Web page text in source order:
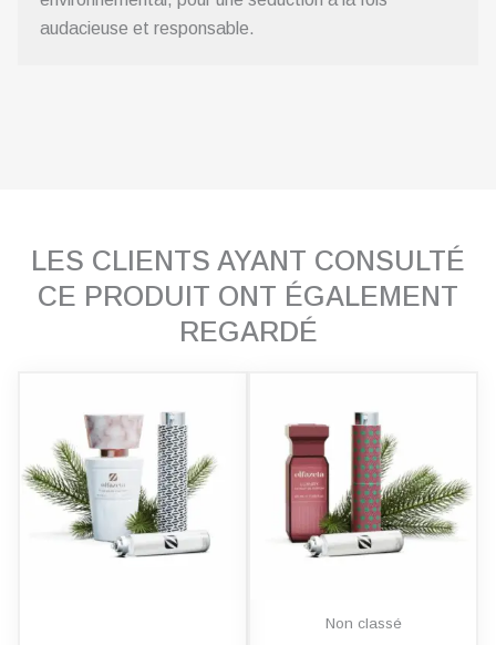
audacieuse et responsable.
LES CLIENTS AYANT CONSULTÉ
CE PRODUIT ONT ÉGALEMENT
REGARDÉ
Non classé